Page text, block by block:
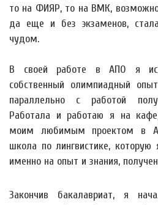
то на ФИЯР, то на ВМК,
да еще и без экзаменов,
чудом.
В своей работе в АПО я
собственный олимпиадный
параллельно с работой
Работала и работаю я на
моим любимым проектом в
школа по лингвистике, которую
именно на опыт и знания,
Закончив бакалавриат, я